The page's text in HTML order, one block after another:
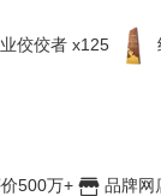
佼佼者 x125
500万+
品牌网